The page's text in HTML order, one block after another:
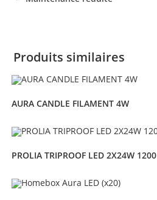
Produits similaires
AURA CANDLE FILAMENT 4W
PROLIA TRIPROOF LED 2X24W 1200